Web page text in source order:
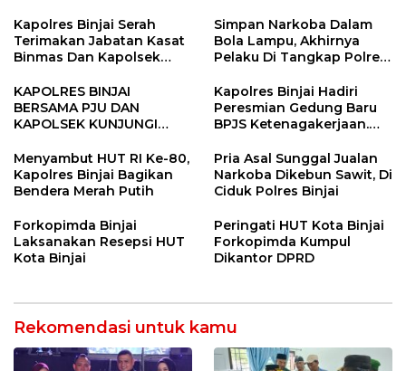
Kapolres Binjai Serah
Terimakan Jabatan Kasat
Binmas Dan Kapolsek
Simpan Narkoba Dalam
Bola Lampu, Akhirnya
Pelaku Di Tangkap Polres
KAPOLRES BINJAI
BERSAMA PJU DAN
KAPOLSEK KUNJUNGI
BINJAI
Kapolres Binjai Hadiri
Peresmian Gedung Baru
BPJS Ketenagakerjaan.
Menyeluruh bagi Pekerja”
Menyambut HUT RI Ke-80,
Kapolres Binjai Bagikan
Bendera Merah Putih
Pria Asal Sunggal Jualan
Narkoba Dikebun Sawit, Di
Ciduk Polres Binjai
Forkopimda Binjai
Laksanakan Resepsi HUT
Kota Binjai
Peringati HUT Kota Binjai
Forkopimda Kumpul
Dikantor DPRD
Rekomendasi untuk kamu